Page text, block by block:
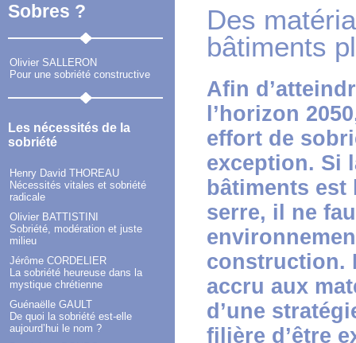
Sobres ?
Olivier SALLERON
Pour une sobriété constructive
Les nécessités de la
sobriété
Henry David THOREAU
Nécessités vitales et sobriété
radicale
Olivier BATTISTINI
Sobriété, modération et juste
milieu
Jérôme CORDELIER
La sobriété heureuse dans la
mystique chrétienne
Guénaëlle GAULT
De quoi la sobriété est-elle
aujourd’hui le nom ?
Des
bâtiments
Afin
l’horizon
effort de
exception. Si
bâtiments est
serre, il ne
construction.
accru aux
d’une
filière d’être